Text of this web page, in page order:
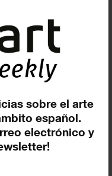
sobre el arte
español.
electrónico y
2024